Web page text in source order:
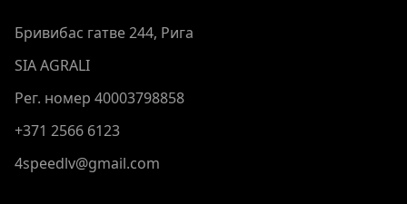
Бривибас гатве 244, Рига
SIA AGRALI
Рег. номер 40003798858
+371 2566 6123
4speedlv@gmail.com